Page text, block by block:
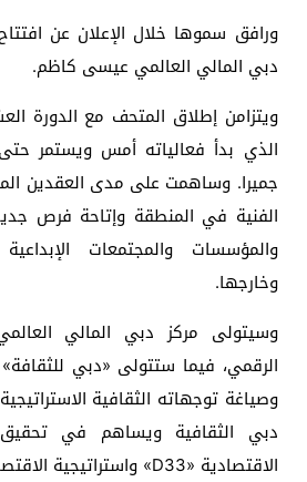
ورافق سموها خلال الإعلان عن
دبي المالي العالمي عيسى كاظم.
ويتزامن إطلاق المتحف مع الدورة
الذي بدأ فعالياته أمس ويستمر
جميرا. وساهمت على مدى العقدين
الفنية في المنطقة وإتاحة فرص
والمؤسسات والمجتمعات
وخارجها.
وسيتولى مركز دبي المالي
الرقمي، فيما ستتولى «دبي
وصياغة توجهاته الثقافية
دبي الثقافية ويساهم في
الاقتصادية «D33» واستراتيجية الاقتصاد الإبداعي.